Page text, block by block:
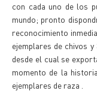
con cada uno de los
mundo; pronto
reconocimiento
ejemplares de chivos
desde el cual se
momento de la
ejemplares de raza .